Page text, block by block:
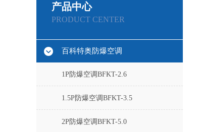
产品中心
PRODUCT CENTER
百科特奥防爆空调
1P防爆空调BFKT-2.6
1.5P防爆空调BFKT-3.5
2P防爆空调BFKT-5.0